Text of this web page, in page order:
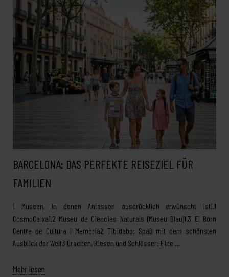
BARCELONA: DAS PERFEKTE REISEZIEL FÜR
FAMILIEN
1 Museen, in denen Anfassen ausdrücklich erwünscht ist1.1
CosmoCaixa1.2 Museu de Ciències Naturals (Museu Blau)1.3 El Born
Centre de Cultura i Memòria2 Tibidabo: Spaß mit dem schönsten
Ausblick der Welt3 Drachen, Riesen und Schlösser: Eine …
Mehr lesen